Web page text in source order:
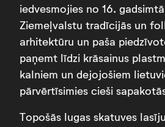
iedvesmojies no 16.
Ziemeļvalstu tradīcijās un
arhitektūru un paša
paņemt līdzi krāsainus
kalniem un dejojošiem
pārvērtīsimies cieši
Topošās lugas skatuves